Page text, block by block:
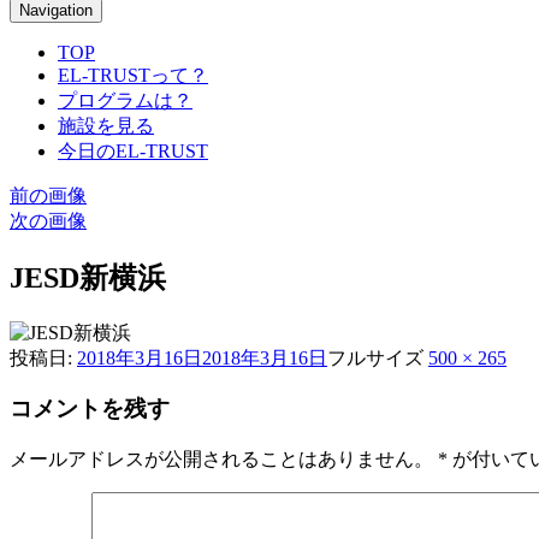
Navigation
TOP
EL-TRUSTって？
プログラムは？
施設を見る
今日のEL-TRUST
前の画像
次の画像
JESD新横浜
投稿日: 2018年3月16日 2018年3月16日 フルサイズ 500 × 265
コメントを残す
メールアドレスが公開されることはありません。 * が付いて